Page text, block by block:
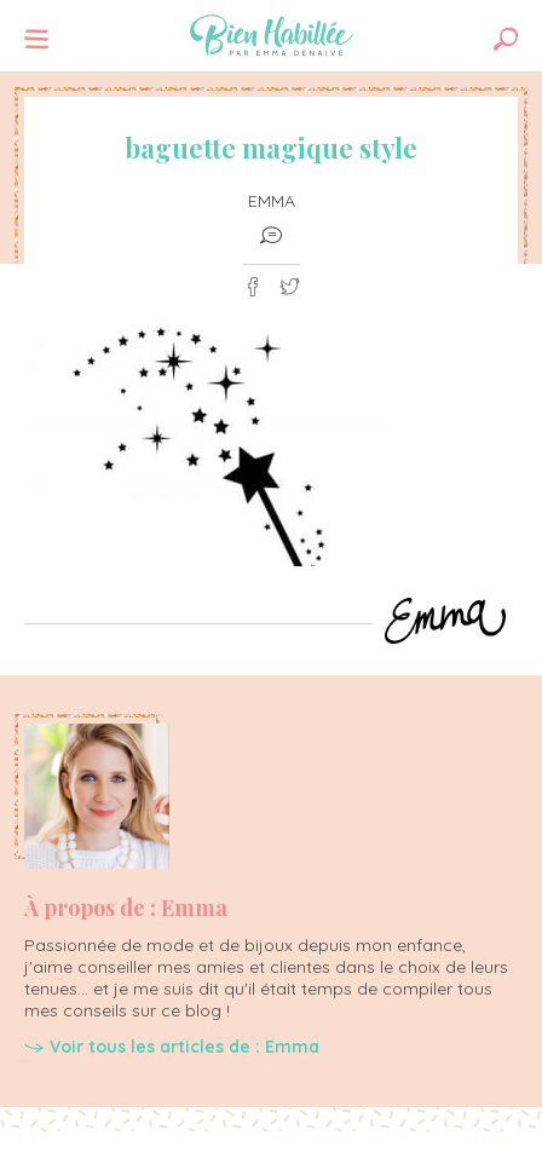
baguette magique style
EMMA
À propos de : Emma
Passionnée de mode et de bijoux depuis mon enfance,
j'aime conseiller mes amies et clientes dans le choix de leurs
tenues... et je me suis dit qu'il était temps de compiler tous
mes conseils sur ce blog !
Voir tous les articles de : Emma